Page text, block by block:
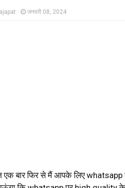
जनवरी 08, 2024
एक बार फिर से मैं आपके लिए